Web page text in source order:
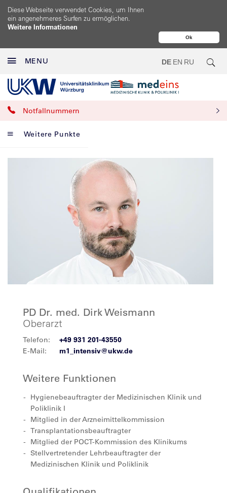
Ok
Diese Webseite verwendet Cookies, um Ihnen
ein angenehmeres Surfen zu ermöglichen.
Weitere Informationen
MENU DE EN RU
Notfallnummern
Weitere Punkte
PD Dr. med. Dirk Weismann
Oberarzt
Telefon:
+49 931 201-43550
E-Mail:
m1_intensiv@ukw.de
Weitere Funktionen
Hygienebeauftragter der Medizinischen Klinik und
Poliklinik I
Mitglied in der Arzneimittelkommission
Transplantationsbeauftragter
Mitglied der POCT-Kommission des Klinikums
Stellvertretender Lehrbeauftragter der
Medizinischen Klinik und Poliklinik